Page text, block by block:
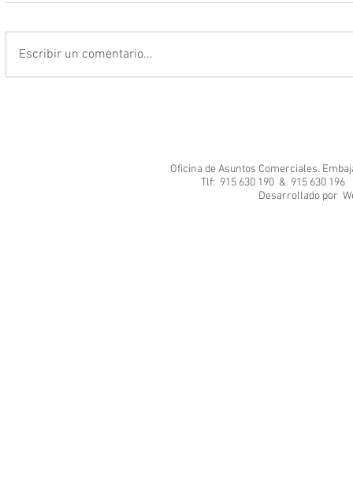
Escribir un comentario...
Oficina de Asuntos Comerciales.
Tlf: 915 630 190 & 915 630